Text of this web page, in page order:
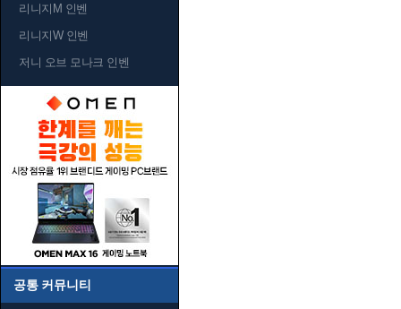
리니지M 인벤
리니지W 인벤
저니 오브 모나크 인벤
공통 커뮤니티